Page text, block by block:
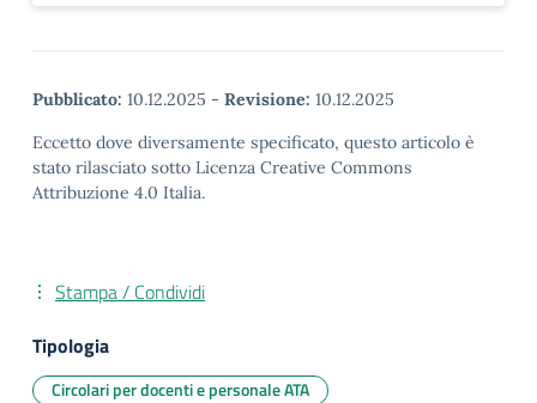
Pubblicato: 10.12.2025 - Revisione: 10.12.2025
Eccetto dove diversamente specificato, questo articolo è
stato rilasciato sotto Licenza Creative Commons
Attribuzione 4.0 Italia.
Stampa / Condividi
Tipologia
Circolari per docenti e personale ATA